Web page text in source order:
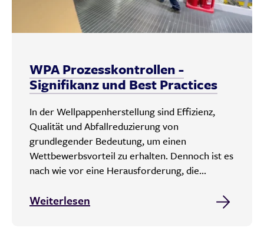
WPA Prozesskontrollen -
Signifikanz und Best Practices
In der Wellpappenherstellung sind Effizienz,
Qualität und Abfallreduzierung von
grundlegender Bedeutung, um einen
Wettbewerbsvorteil zu erhalten. Dennoch ist es
nach wie vor eine Herausforderung, die...
Weiterlesen